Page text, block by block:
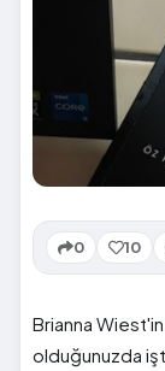
0 10
Brianna Wiest'in
olduğunuzda